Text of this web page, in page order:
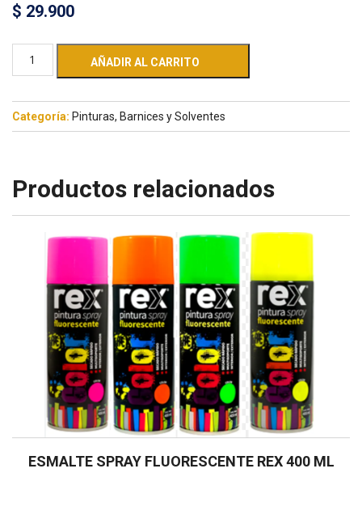
$ 29.900
AÑADIR AL CARRITO
Categoría: Pinturas, Barnices y Solventes
Productos relacionados
ESMALTE SPRAY FLUORESCENTE REX 400 ML